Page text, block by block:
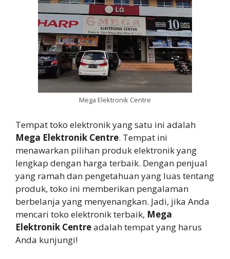
Mega Elektronik Centre
Tempat toko elektronik yang satu ini adalah
Mega Elektronik Centre. Tempat ini
menawarkan pilihan produk elektronik yang
lengkap dengan harga terbaik. Dengan penjual
yang ramah dan pengetahuan yang luas tentang
produk, toko ini memberikan pengalaman
berbelanja yang menyenangkan. Jadi, jika Anda
mencari toko elektronik terbaik, Mega
Elektronik Centreadalah tempat yang harus
Anda kunjungi!